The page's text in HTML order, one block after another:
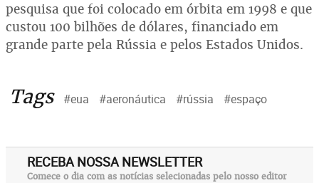
pesquisa que foi colocado em órbita em 1998 e que
custou 100 bilhões de dólares, financiado em
grande parte pela Rússia e pelos Estados Unidos.
Tags #eua #aeronáutica #rússia #espaço
RECEBA NOSSA NEWSLETTER
Comece o dia com as notícias selecionadas pelo nosso editor